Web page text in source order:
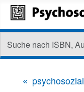
psychosozial